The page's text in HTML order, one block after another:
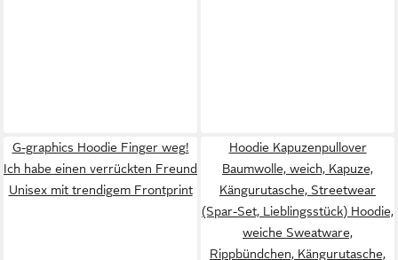
G-graphics Hoodie Finger weg!
Ich habe einen verrückten Freund
Unisex mit trendigem Frontprint
Hoodie Kapuzenpullover
Baumwolle, weich, Kapuze,
Kängurutasche, Streetwear
(Spar-Set, Lieblingsstück) Hoodie,
weiche Sweatware,
Rippbündchen, Kängurutasche,